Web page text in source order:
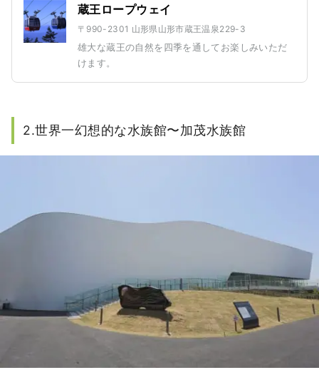
蔵王ロープウェイ
〒990-2301 山形県山形市蔵王温泉229-3
雄大な蔵王の自然を四季を通してお楽しみいただ
けます。
2.世界一幻想的な水族館〜加茂水族館